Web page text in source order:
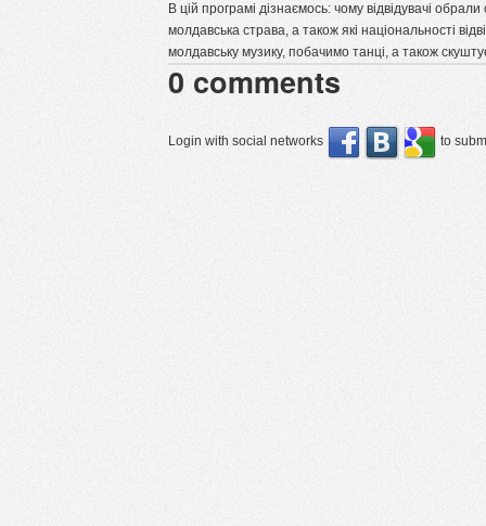
В цій програмі дізнаємось: чому відвідувачі
молдавська страва, а також які національності
молдавську музику, побачимо танці, а також
0 comments
Login with social networks to